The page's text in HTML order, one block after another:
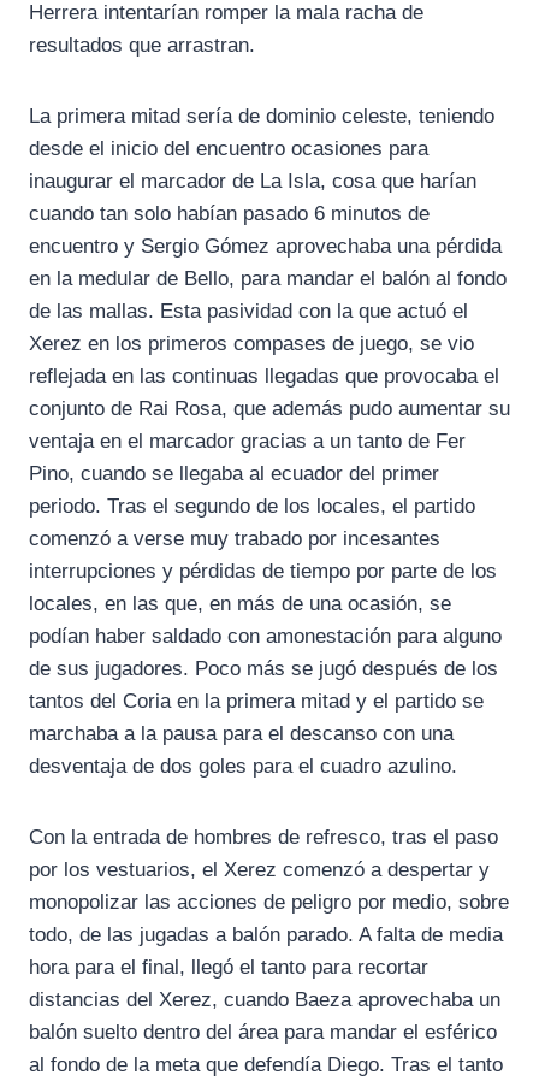
Herrera intentarían romper la mala racha de
resultados que arrastran.
La primera mitad sería de dominio celeste, teniendo
desde el inicio del encuentro ocasiones para
inaugurar el marcador de La Isla, cosa que harían
cuando tan solo habían pasado 6 minutos de
encuentro y Sergio Gómez aprovechaba una pérdida
en la medular de Bello, para mandar el balón al fondo
de las mallas. Esta pasividad con la que actuó el
Xerez en los primeros compases de juego, se vio
reflejada en las continuas llegadas que provocaba el
conjunto de Rai Rosa, que además pudo aumentar su
ventaja en el marcador gracias a un tanto de Fer
Pino, cuando se llegaba al ecuador del primer
periodo. Tras el segundo de los locales, el partido
comenzó a verse muy trabado por incesantes
interrupciones y pérdidas de tiempo por parte de los
locales, en las que, en más de una ocasión, se
podían haber saldado con amonestación para alguno
de sus jugadores. Poco más se jugó después de los
tantos del Coria en la primera mitad y el partido se
marchaba a la pausa para el descanso con una
desventaja de dos goles para el cuadro azulino.
Con la entrada de hombres de refresco, tras el paso
por los vestuarios, el Xerez comenzó a despertar y
monopolizar las acciones de peligro por medio, sobre
todo, de las jugadas a balón parado. A falta de media
hora para el final, llegó el tanto para recortar
distancias del Xerez, cuando Baeza aprovechaba un
balón suelto dentro del área para mandar el esférico
al fondo de la meta que defendía Diego. Tras el tanto